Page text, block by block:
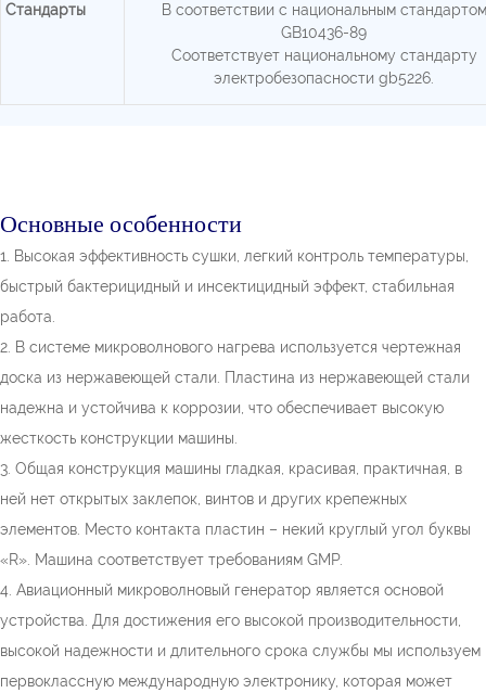
Стандарты
В соответствии с национальным стандартом
GB10436-89
Соответствует национальному стандарту
электробезопасности gb5226.
Основные особенности
1. Высокая эффективность сушки, легкий контроль температуры,
быстрый бактерицидный и инсектицидный эффект, стабильная
работа.
2. В системе микроволнового нагрева используется чертежная
доска из нержавеющей стали. Пластина из нержавеющей стали
надежна и устойчива к коррозии, что обеспечивает высокую
жесткость конструкции машины.
3. Общая конструкция машины гладкая, красивая, практичная, в
ней нет открытых заклепок, винтов и других крепежных
элементов. Место контакта пластин – некий круглый угол буквы
«R». Машина соответствует требованиям GMP.
4. Авиационный микроволновый генератор является основой
устройства. Для достижения его высокой производительности,
высокой надежности и длительного срока службы мы используем
первоклассную международную электронику, которая может